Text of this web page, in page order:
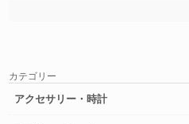
カテゴリー
アクセサリー・時計